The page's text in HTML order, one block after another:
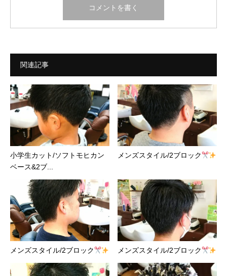
関連記事
小学生カット/ソフトモヒカン
ベース&2ブ...
メンズスタイル/2ブロック
メンズスタイル/2ブロック メンズスタイル/2ブロック